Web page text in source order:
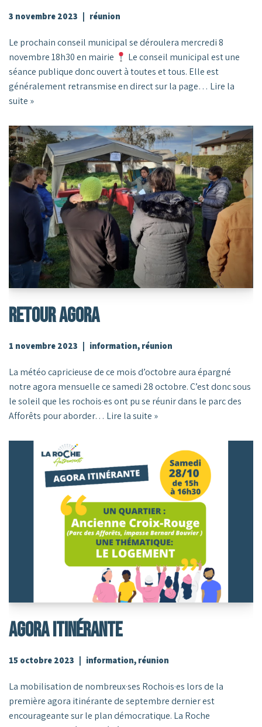
3 novembre 2023 réunion
Le prochain conseil municipal se déroulera mercredi 8
novembre 18h30 en mairie
Le conseil municipal est une
séance publique donc ouvert à toutes et tous. Elle est
généralement retransmise en direct sur la page… Lire la
suite »
RETOUR AGORA
1 novembre 2023 information, réunion
La météo capricieuse de ce mois d’octobre aura épargné
notre agora mensuelle ce samedi 28 octobre. C’est donc sous
le soleil que les rochois·es ont pu se réunir dans le parc des
Afforêts pour aborder… Lire la suite »
AGORA ITINÉRANTE
15 octobre 2023 information, réunion
La mobilisation de nombreux·ses Rochois·es lors de la
première agora itinérante de septembre dernier est
encourageante sur le plan démocratique. La Roche